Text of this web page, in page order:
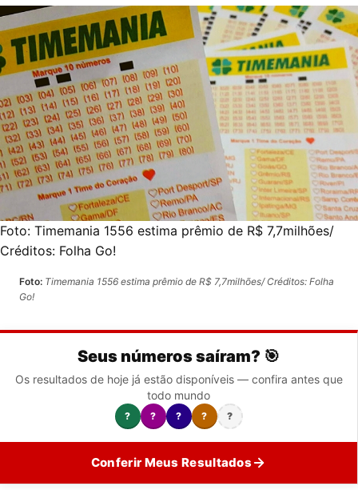
Foto: Timemania 1556 estima prêmio de R$ 7,7milhões/
Créditos: Folha Go!
Foto: Timemania 1556 estima prêmio de R$ 7,7milhões/ Créditos: Folha
Go!
Seus números saíram? 🎯
Os resultados de hoje já estão disponíveis — confira antes que
todo mundo
? ? ? ? ?
Conferir Meus Resultados